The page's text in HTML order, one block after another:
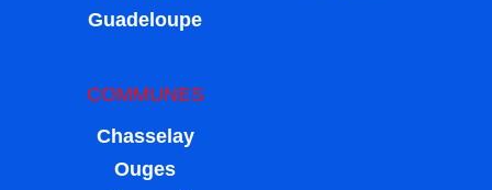
Guadeloupe
COMMUNES
Chasselay
Ouges